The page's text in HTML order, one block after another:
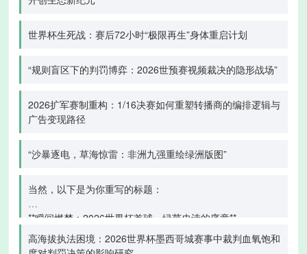
世界杯生死战：赛后72小时“极限再生”身体重启计划
“规则盲区下的判罚博弈：2026世预赛视频裁决的隐形战场”
2026扩军赛制重构：1/16决赛如何重塑转播商的编排逻辑与
广告变现路径
“沙暴逐电，草海惊雷：非洲九强重绘绿洲版图”
当然，以下是为你重写的标题：
**瞬间燃梦：2026世界杯首球，绿茵史诗的序章**
高海拔执法困境：2026世界杯墨西哥城赛事中裁判血氧饱和